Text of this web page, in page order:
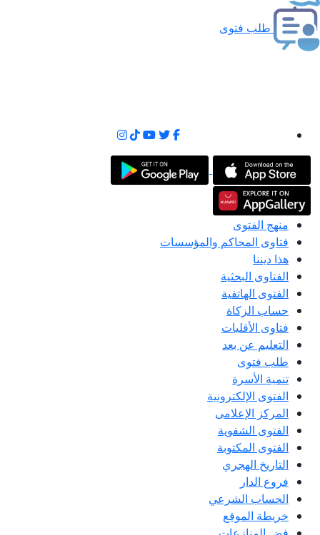
طلب فتوى
منهج الفتوى
فتاوى المحاكم والمؤسسات
هذا ديننا
الفتاوى البحثية
الفتوى الهاتفية
حساب الزكاة
فتاوى الأقليات
التعليم عن بعد
طلب فتوى
تنمية الأسرة
الفتوى الإلكترونية
المركز الإعلامى
الفتوى الشفوية
الفتوى المكتوبة
التاريخ الهجري
فروع الدار
الحساب الشرعي
خريطة الموقع